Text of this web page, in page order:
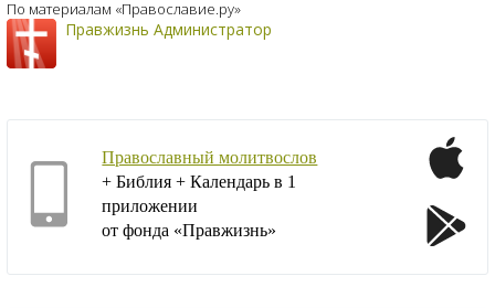
По материалам «Православие.ру»
Правжизнь Администратор
Православный молитвослов
+ Библия + Календарь в 1
приложении
от фонда «Правжизнь»